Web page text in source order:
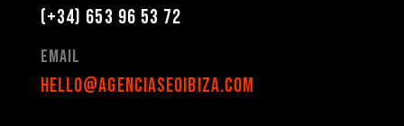
(+34) 653 96 53 72
Email
hello@agenciaseoibiza.com